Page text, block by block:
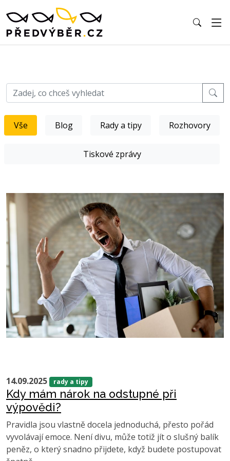
Vše Blog Rady a tipy Rozhovory
Tiskové zprávy
14.09.2025 rady a tipy
Kdy mám nárok na odstupné při
výpovědi?
Pravidla jsou vlastně docela jednoduchá, přesto pořád
vyvolávají emoce. Není divu, může totiž jít o slušný balík
peněz, o který snadno přijdete, když budete postupovat